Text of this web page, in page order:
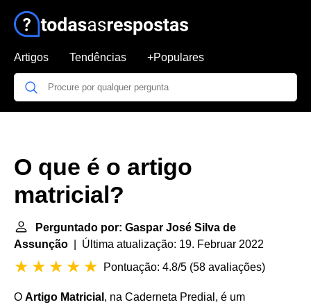
Artigos Tendências +Populares
O que é o artigo
matricial?
Perguntado por: Gaspar José Silva de
Assunção | Última atualização: 19. Februar 2022
Pontuação: 4.8/5 (58 avaliações)
O Artigo Matricial , na Caderneta Predial, é um